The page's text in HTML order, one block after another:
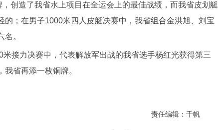
创造了我省水上项目在全运会上的最佳战绩，而我省皮划艇
的；在男子1000米四人皮艇决赛中，我省组合金洪旭、刘宝
。
力决赛中，代表解放军出战的我省选手杨红光获得第三
省再添一枚铜牌。
责任编辑：千帆